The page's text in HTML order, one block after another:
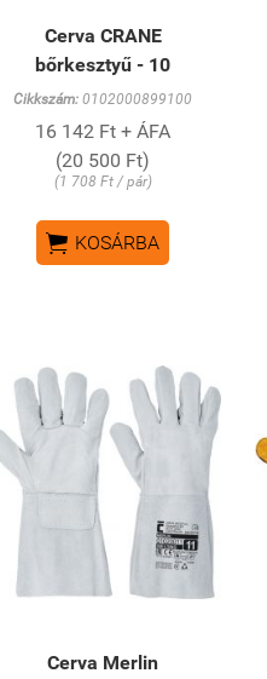
Cerva CRANE
bőrkesztyű - 10
Cikkszám: 0102000899100
16 142 Ft + ÁFA
(20 500 Ft)
(1 708 Ft / pár)
 KOSÁRBA
Cerva Merlin